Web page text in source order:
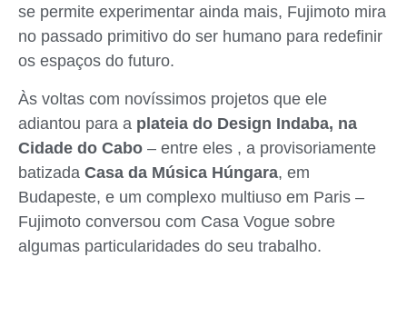
se permite experimentar ainda mais, Fujimoto mira
no passado primitivo do ser humano para redefinir
os espaços do futuro.
Às voltas com novíssimos projetos que ele
adiantou para a plateia do Design Indaba, na
Cidade do Cabo – entre eles , a provisoriamente
batizada Casa da Música Húngara, em
Budapeste, e um complexo multiuso em Paris –
Fujimoto conversou com Casa Vogue sobre
algumas particularidades do seu trabalho.